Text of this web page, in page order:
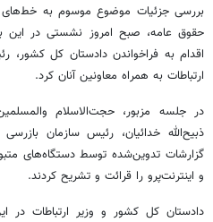
بررسی جزئیات موضوع موسوم به خط‌های
حقوق عامه، صبح امروز نشستی در این
اقدام به فراخواندن دادستان کل
ارتباطات به همراه معاونین آنان کرد.
در جلسه مزبور، حجت‌الاسلام
ذبیح‌الله خدائیان، رئیس سازمان
گزارشات تدوین‌شده توسط دستگاه‌های
و اینترنت‌پرو را قرائت و تشریح کردند.
دادستان کل کشور و وزیر ارتباطات در